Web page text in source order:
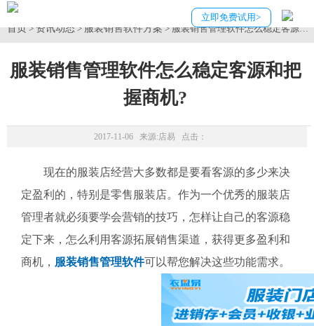
立即免费试用>
首页>资讯动态>服装销售软件方案> 服装销售管理软件怎么稳定客源和
服装销售管理软件怎么稳定客源和把
握商机?
2017-11-06 来源:店易 点击：
现在的服装店经营大多数都是要看客源的多少来决
定盈利的，特别是零售服装店。作为一个优秀的服装店
管理者就必须要学会营销的技巧，怎样让自己的客源稳
定下来，怎么利用客源拓展销售渠道，获得更多盈利和
商机， 服装销售管理软件可以帮您解决这些功能需求。